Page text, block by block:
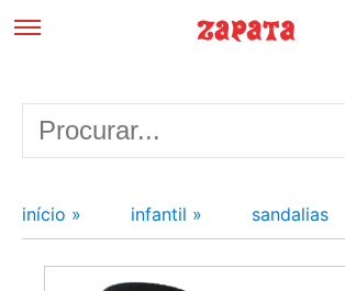
início » infantil » sandalias